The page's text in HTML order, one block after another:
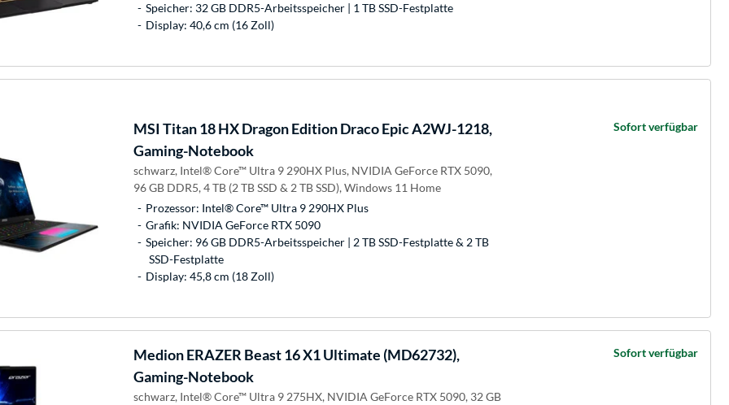
Speicher: 32 GB DDR5-Arbeitsspeicher | 1 TB SSD-Festplatte
Display: 40,6 cm (16 Zoll)
MSI Titan 18 HX Dragon Edition Draco Epic A2WJ-1218,
Gaming-Notebook
schwarz, Intel® Core™ Ultra 9 290HX Plus, NVIDIA GeForce RTX 5090,
96 GB DDR5, 4 TB (2 TB SSD & 2 TB SSD), Windows 11 Home
Prozessor: Intel® Core™ Ultra 9 290HX Plus
Grafik: NVIDIA GeForce RTX 5090
Speicher: 96 GB DDR5-Arbeitsspeicher | 2 TB SSD-Festplatte & 2 TB
SSD-Festplatte
Display: 45,8 cm (18 Zoll)
Sofort verfügbar
MedionERAZER Beast 16 X1 Ultimate (MD62732),
Gaming-Notebook
schwarz, Intel® Core™ Ultra 9 275HX, NVIDIA GeForce RTX 5090, 32 GB
Sofort verfügbar